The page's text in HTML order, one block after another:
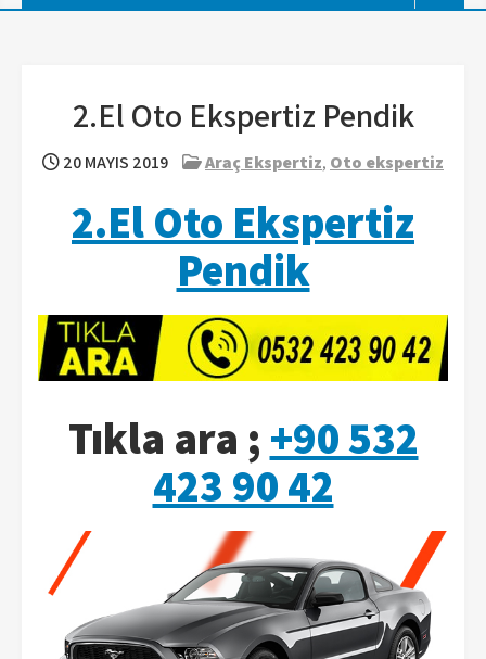
2.El Oto Ekspertiz Pendik
20 MAYIS 2019 Araç Ekspertiz, Oto ekspertiz
2.El Oto Ekspertiz
Pendik
Tıkla ara ; +90 532
423 90 42